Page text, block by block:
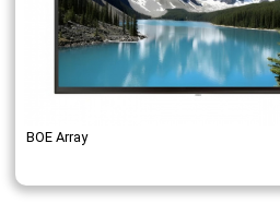
BOE Array